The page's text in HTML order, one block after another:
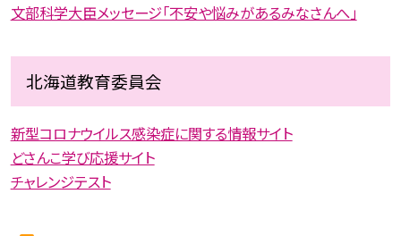
文部科学大臣メッセージ「不安や悩みがあるみなさんへ」
北海道教育委員会
新型コロナウイルス感染症に関する情報サイト
どさんこ学び応援サイト
チャレンジテスト